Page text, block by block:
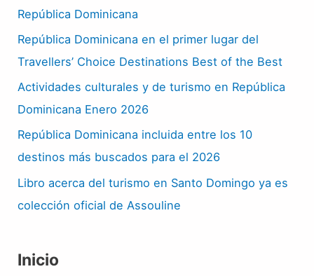
República Dominicana
República Dominicana en el primer lugar del
Travellers’ Choice Destinations Best of the Best
Actividades culturales y de turismo en República
Dominicana Enero 2026
República Dominicana incluida entre los 10
destinos más buscados para el 2026
Libro acerca del turismo en Santo Domingo ya es
colección oficial de Assouline
Inicio